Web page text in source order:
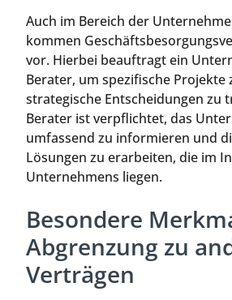
Auch im Bereich der
kommen
vor. Hierbei beauftragt ein
Berater, um spezifische Projekte
strategische Entscheidungen zu
Berater ist verpflichtet, das
umfassend zu informieren und
Lösungen zu erarbeiten, die im
Unternehmens liegen.
Besondere
Abgrenzung zu
Verträgen